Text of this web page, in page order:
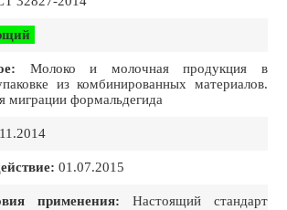
Молоко и молочная продукция в
из комбинированных материалов.
миграции формальдегида
01.07.2015
применения: Настоящий стандарт